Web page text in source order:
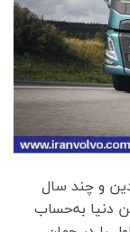
و چند سال
دنیا به‌حساب